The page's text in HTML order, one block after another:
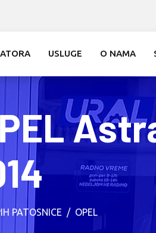
USLUGE O NAMA
PATOSNICE OPEL